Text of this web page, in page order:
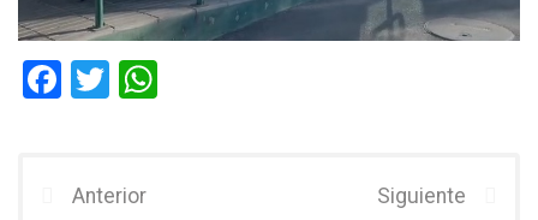
F
b
T
er
Anterior Siguiente